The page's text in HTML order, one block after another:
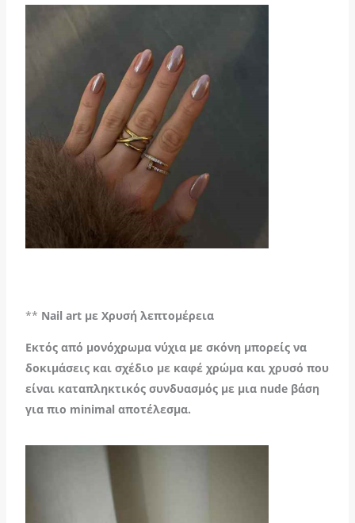
** Nail art με Χρυσή λεπτομέρεια
Εκτός από μονόχρωμα νύχια με σκόνη μπορείς να
δοκιμάσεις και σχέδιο με καφέ χρώμα και χρυσό που
είναι καταπληκτικός συνδυασμός με μια nude βάση
για πιο minimal αποτέλεσμα.